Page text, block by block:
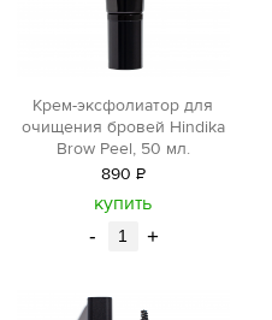
Крем-эксфолиатор для
очищения бровей Hindika
Brow Peel, 50 мл.
890 Р
уб.
купить
- +